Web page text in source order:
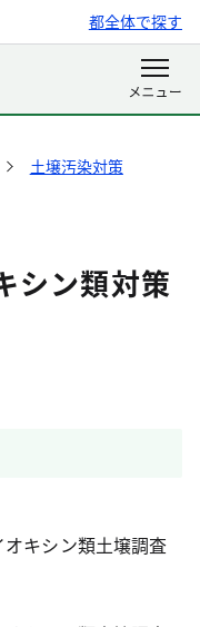
都全体で探す
土壌汚染対策
シン類対策
キシン類土壌調査